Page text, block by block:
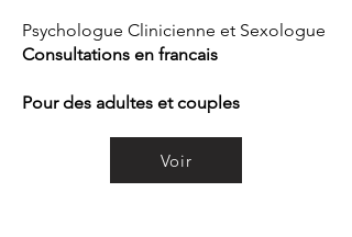
Psychologue Clinicienne et Sexologue
Consultations en francais
Pour des adultes et couples
Voir